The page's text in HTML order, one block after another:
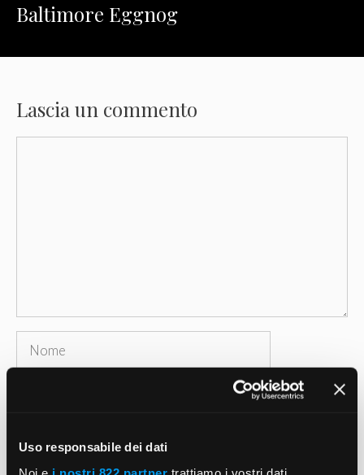
Uso responsabile dei dati
Baltimore Eggnog
Lascia un commento
Nome
web